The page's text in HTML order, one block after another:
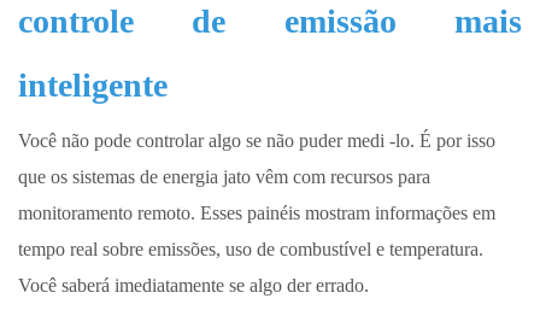
controle de emissão mais
inteligente
Você não pode controlar algo se não puder medi -lo. É por isso
que os sistemas de energia jato vêm com recursos para
monitoramento remoto. Esses painéis mostram informações em
tempo real sobre emissões, uso de combustível e temperatura.
Você saberá imediatamente se algo der errado.